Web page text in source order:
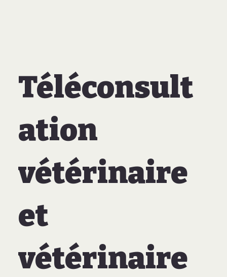
Téléconsult
ation
vétérinaire
et
vétérinaire